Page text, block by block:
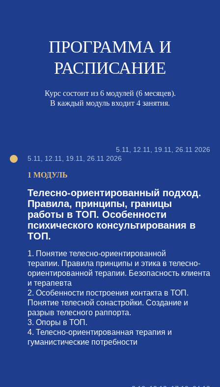
ПРОГРАММА И
РАСПИСАНИЕ
Курс состоит из 6 модулей (6 месяцев).
В каждый модуль входит 4 занятия.
5.11, 12.11, 19.11, 26.11 2026
5.11, 12.11, 19.11, 26.11 2026
1 МОДУЛЬ
Телесно-ориентированный подход.
Правила, принципы, границы
работы в ТОП. Особенности
психического консультирования в
ТОП.
1. Понятие телесно-ориентированной
терапии. Правила принципы и этика в телесно-
ориентированной терапии. Безопасность клиента
и терапевта
2. Особенности построения контакта в ТОП.
Понятие телесной сонастройки. Создание и
разрыв телесного раппорта.
3. Опоры в ТОП.
4. Телесно-ориентированная терапия и
гуманистические потребности